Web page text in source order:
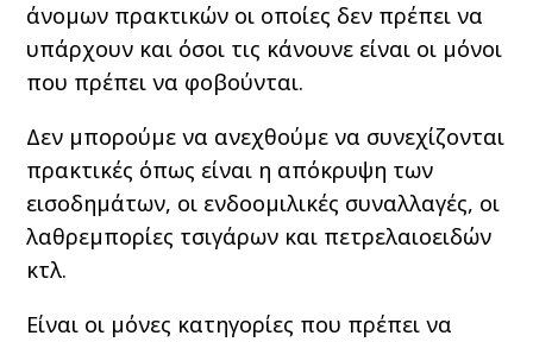
άνομων πρακτικών οι οποίες δεν πρέπει να
υπάρχουν και όσοι τις κάνουνε είναι οι μόνοι
που πρέπει να φοβούνται.
Δεν μπορούμε να ανεχθούμε να συνεχίζονται
πρακτικές όπως είναι η απόκρυψη των
εισοδημάτων, οι ενδοομιλικές συναλλαγές, οι
λαθρεμπορίες τσιγάρων και πετρελαιοειδών
κτλ.
Είναι οι μόνες κατηγορίες που πρέπει να